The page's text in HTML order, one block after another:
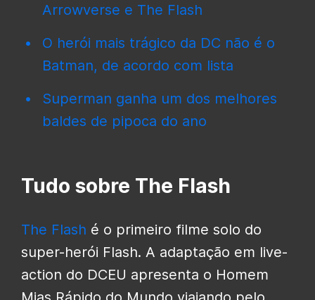
Arrowverse e The Flash
O herói mais trágico da DC não é o
Batman, de acordo com lista
Superman ganha um dos melhores
baldes de pipoca do ano
Tudo sobre The Flash
The Flash é o primeiro filme solo do
super-herói Flash. A adaptação em live-
action do DCEU apresenta o Homem